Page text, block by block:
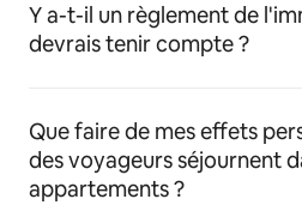
Y a-t-il un règlement de
devrais tenir compte ?
Que faire de mes effets
des voyageurs séjournent
appartements ?